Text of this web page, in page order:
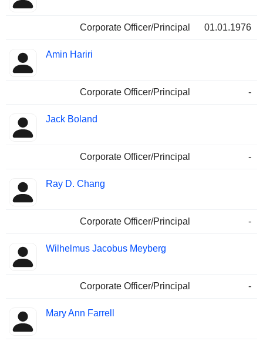
Corporate Officer/Principal 01.01.1976
Amin Hariri
Corporate Officer/Principal -
Jack Boland
Corporate Officer/Principal -
Ray D. Chang
Corporate Officer/Principal -
Wilhelmus Jacobus Meyberg
Corporate Officer/Principal -
Mary Ann Farrell